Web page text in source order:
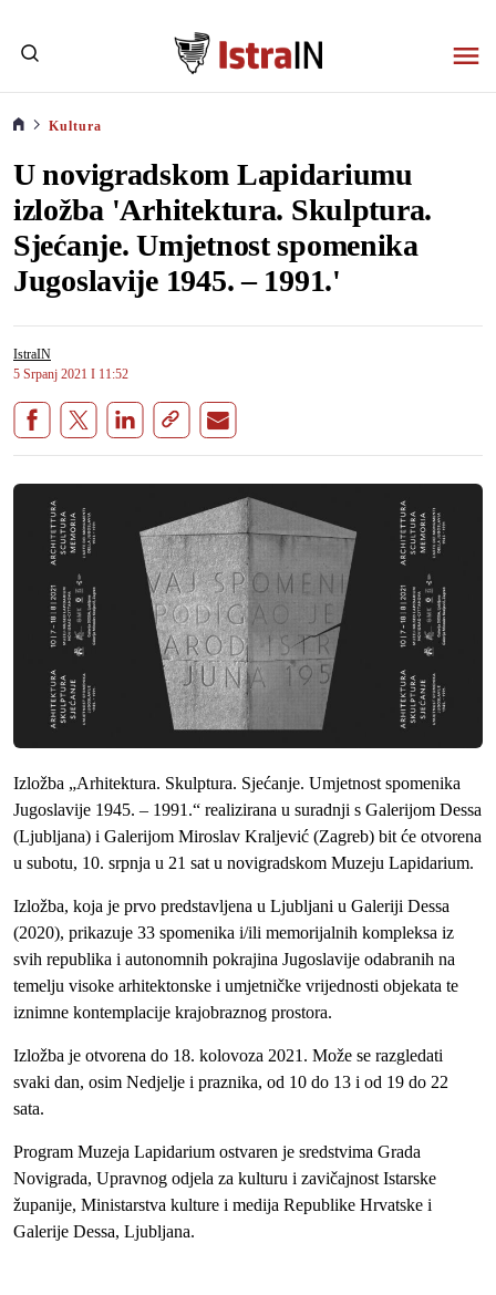
Kultura
U novigradskom Lapidariumu
izložba 'Arhitektura. Skulptura.
Sjećanje. Umjetnost spomenika
Jugoslavije 1945. – 1991.'
IstraIN
5 Srpanj 2021 I 11:52
Izložba „Arhitektura. Skulptura. Sjećanje. Umjetnost spomenika
Jugoslavije 1945. – 1991.“ realizirana u suradnji s Galerijom Dessa
(Ljubljana) i Galerijom Miroslav Kraljević (Zagreb) bit će otvorena
u subotu, 10. srpnja u 21 sat u novigradskom Muzeju Lapidarium.
Izložba, koja je prvo predstavljena u Ljubljani u Galeriji Dessa
(2020), prikazuje 33 spomenika i/ili memorijalnih kompleksa iz
svih republika i autonomnih pokrajina Jugoslavije odabranih na
temelju visoke arhitektonske i umjetničke vrijednosti objekata te
iznimne kontemplacije krajobraznog prostora.
Izložba je otvorena do 18. kolovoza 2021. Može se razgledati
svaki dan, osim Nedjelje i praznika, od 10 do 13 i od 19 do 22
sata.
Program Muzeja Lapidarium ostvaren je sredstvima Grada
Novigrada, Upravnog odjela za kulturu i zavičajnost Istarske
županije, Ministarstva kulture i medija Republike Hrvatske i
Galerije Dessa, Ljubljana.